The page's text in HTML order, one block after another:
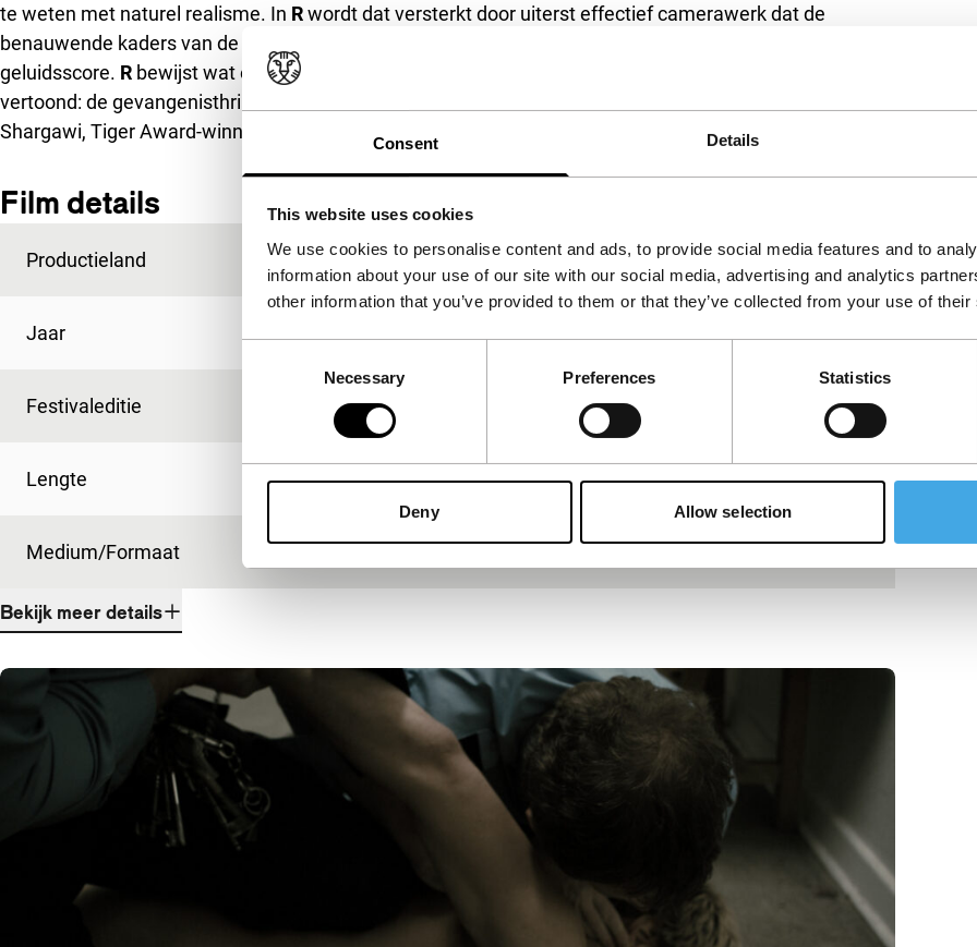
Consent Details
This website uses cookies
We use cookies to personalise content and ads, to provide social media features and to
information about your use of our site with our social media, advertising and analytics
other information that you’ve provided to them or that they’ve collected from your use of
Necessary Preferences Statistics
Deny Allow selection
te weten met naturel realisme. In Rwordt dat versterkt door uiterst effectief camerawerk dat de
benauwende kaders van de gruizige ruimte optimaal gebruikt en een minimalistische, elektronische
geluidsscore. R bewijst wat eerder al bleek uit de Franse film
vertoond: de gevangenisthriller is springlevend. Met een nevenrol voor regisseur en acteur Omar
Shargawi, Tiger Award-winnaar met
Film details
Productieland Denemarken
Jaar
Festivaleditie IFFR 2010
Lengte 105'
Medium/Formaat
Bekijk meer details